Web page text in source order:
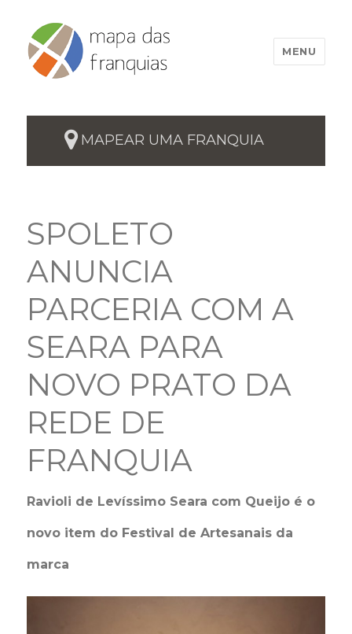
MENU
MAPEAR UMA FRANQUIA
SPOLETO
ANUNCIA
PARCERIA COM A
SEARA PARA
NOVO PRATO DA
REDE DE
FRANQUIA
Ravioli de Levíssimo Seara com Queijo é o
novo item do Festival de Artesanais da
marca